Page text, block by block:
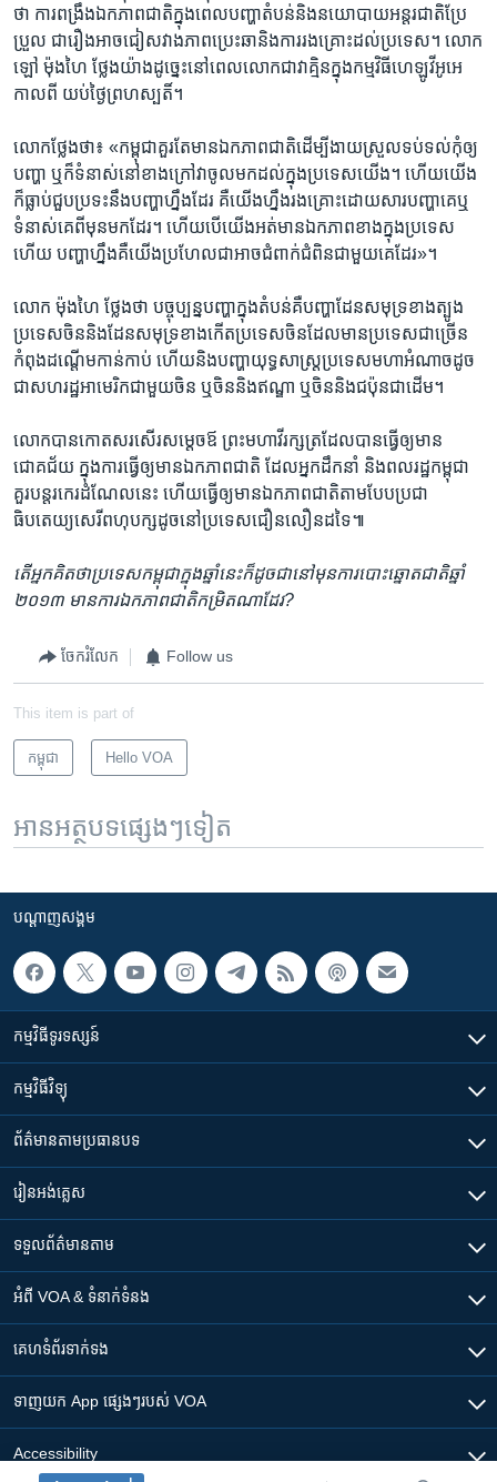
ថា​ ការ​ពង្រឹង​ឯកភាព​ជាតិ​ក្នុង​ពេល​បញ្ហា​តំបន់​និង​នយោបាយ​អន្តរជាតិ​ប្រែ
ប្រួល​ ជា​រឿង​អាច​ជៀសវាង​ភាព​ប្រេះឆា​និង​ការ​រងគ្រោះ​ដល់​ប្រទេស។​ លោក
ឡៅ​ ម៉ុងហៃ ​ថ្លែង​យ៉ាង​ដូច្នេះ​នៅ​ពេល​លោក​ជា​វាគ្មិន​ក្នុង​កម្មវិធី​ហេឡូវីអូអេ​
កាល​ពី​ យប់​ថ្ងៃ​ព្រហស្បតិ៍។
លោក​ថ្លែង​ថា៖ «កម្ពុជា​គួរ​តែ​មាន​ឯកភាព​ជាតិ​ដើម្បី​ងាយ​ស្រួល​ទប់ទល់​កុំ​ឲ្យ​
បញ្ហា​ ឬ​ក៏​ទំនាស់​នៅ​ខាង​ក្រៅ​វា​ចូល​មក​ដល់​ក្នុង​ប្រទេស​យើង។​ ហើយ​យើង​
ក៏​ធ្លាប់​ជួប​ប្រទះ​នឹង​បញ្ហា​ហ្នឹង​ដែរ​ គឺ​យើង​ហ្នឹង​រងគ្រោះ​ដោយសារ​បញ្ហា​គេ​ឬ​
ទំនាស់​គេ​ពី​មុន​មក​ដែរ។​ ហើយ​បើ​យើង​អត់​មាន​ឯកភាព​ខាង​ក្នុង​ប្រទេស​
ហើយ​ បញ្ហា​ហ្នឹង​គឺ​យើង​ប្រហែល​ជា​អាច​ជំពាក់​ជំពិន​ជាមួយ​គេ​ដែរ»។
លោក ​ម៉ុងហៃ​ ថ្លែង​ថា​ បច្ចុប្បន្ន​បញ្ហា​ក្នុង​តំបន់​គឺ​បញ្ហា​ដែន​សមុទ្រ​ខាង​ត្បូង​
ប្រទេស​ចិន​និង​ដែន​សមុទ្រ​ខាង​កើត​ប្រទេស​ចិន​ដែល​មាន​ប្រទេស​ជា​ច្រើន​
កំពុង​ដណ្តើម​កាន់កាប់​ ហើយ​និង​បញ្ហា​យុទ្ធសាស្ត្រ​ប្រទេស​មហាអំណាច​ដូច​
ជា​សហរដ្ឋ​អាមេរិក​ជាមួយ​ចិន​ ឬ​ចិន​និង​ឥណ្ឌា​ ឬ​ចិន​និង​ជប៉ុន​ជា​ដើម។
លោក​បាន​កោត​សរសើរ​សម្តេចឪ ​ព្រះមហាវីរក្សត្រ​ដែល​បាន​ធ្វើ​ឲ្យ​មាន​
ជោគជ័យ​ ក្នុង​ការ​ធ្វើ​ឲ្យ​មាន​ឯកភាពជាតិ​ ដែល​អ្នក​ដឹកនាំ​ និង​ពលរដ្ឋ​កម្ពុជា​
គួរ​បន្តរ​កេរដំណែល​នេះ​ ហើយ​ធ្វើ​ឲ្យ​មាន​ឯកភាពជាតិ​តាម​បែប​ប្រជា
ធិបតេយ្យ​សេរីពហុបក្ស​ដូច​នៅ​ប្រទេស​ជឿនលឿន​ដទៃ៕
តើ​អ្នក​គិត​ថា​ប្រទេស​កម្ពុជា​ក្នុងឆ្នាំ​នេះ​ក៏​ដូច​ជា​នៅ​មុន​ការ​បោះឆ្នោត​ជាតិ​ឆ្នាំ​
២០១៣ មាន​ការ​ឯកភាព​ជាតិកម្រិត​ណា​ដែរ?
ចែករំលែក Follow us
This item is part of
កម្ពុជា Hello VOA
អានអត្ថបទផ្សេងៗទៀត
បណ្តាញ​សង្គម
កម្មវិធី​ទូរទស្សន៍
កម្មវិធី​វិទ្យុ
ព័ត៌មាន​តាមប្រធានបទ​
រៀន​​អង់គ្លេស
ទទួល​ព័ត៌មាន​តាម
អំពី​ VOA & ទំនាក់ទំនង
គេហទំព័រ​​ទាក់ទង
ទាញយក​ App ផ្សេងៗ​របស់​ VOA
Accessibility